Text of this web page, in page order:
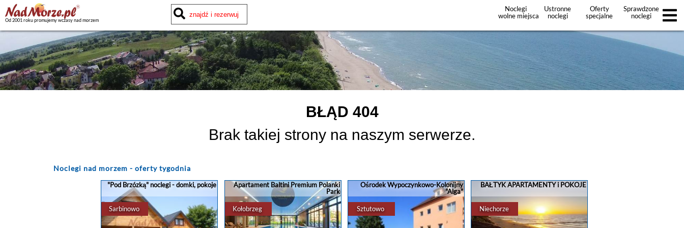
Od 2001 roku promujemy wczasy nad morzem
Noclegi
wolne miejsca
Ustronne
noclegi
Oferty
specjalne
Sprawdzone
noclegi
+Dodaj
BŁĄD 404
Brak takiej strony na naszym serwerze.
Noclegi nad morzem - oferty tygodnia
Sarbinowo
"Pod Brzózką" noclegi - domki, pokoje
Kołobrzeg
Apartament Baltini Premium Polanki
Park
Sztutowo
Ośrodek Wypoczynkowo-Kolonijny
"Alga"
Niechorze
BAŁTYK APARTAMENTY i POKOJE